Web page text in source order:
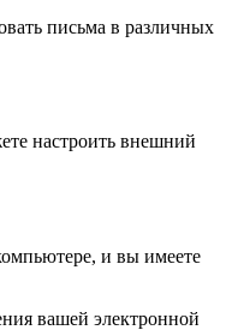
письма в различных
настроить внешний
и вы имеете
вашей электронной